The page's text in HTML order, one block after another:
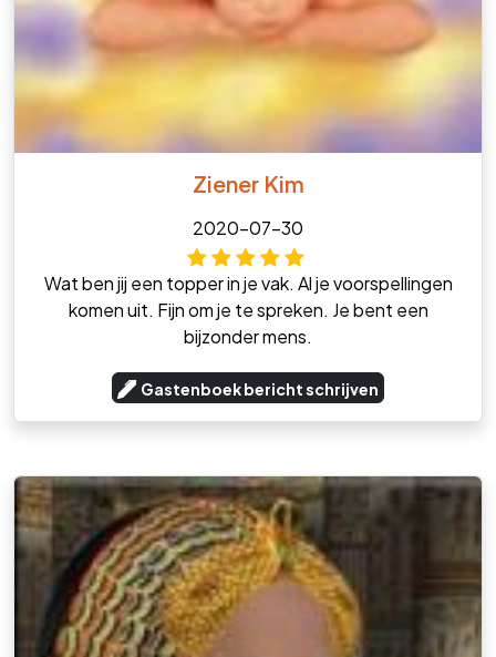
Ziener Kim
2020-07-30
Wat ben jij een topper in je vak. Al je voorspellingen
komen uit. Fijn om je te spreken. Je bent een
bijzonder mens.
Gastenboek bericht schrijven